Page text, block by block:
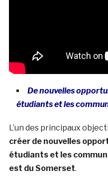
De nouvelles
étudiants et les
L’un des principaux
créer de nouvelles
étudiants et les
est du Somerset.